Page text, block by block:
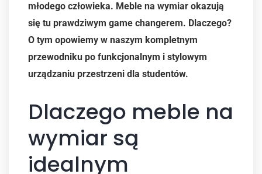
młodego człowieka. Meble na wymiar okazują
się tu prawdziwym game changerem. Dlaczego?
O tym opowiemy w naszym kompletnym
przewodniku po funkcjonalnym i stylowym
urządzaniu przestrzeni dla studentów.
Dlaczego meble na
wymiar są
idealnym